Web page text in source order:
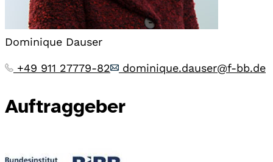
Dominique Dauser
+49 911 27779-82 dominique.dauser@f-bb.de
Auftraggeber